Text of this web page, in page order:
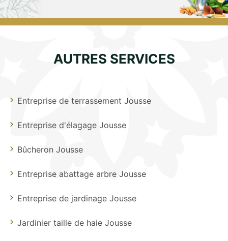
AUTRES SERVICES
Entreprise de terrassement Jousse
Entreprise d'élagage Jousse
Bûcheron Jousse
Entreprise abattage arbre Jousse
Entreprise de jardinage Jousse
Jardinier taille de haie Jousse